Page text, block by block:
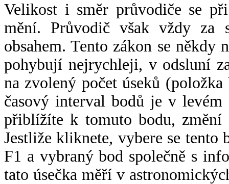
Velikost i směr průvodiče se
mění. Průvodič však vždy za
obsahem. Tento zákon se někdy
pohybují nejrychleji, v odsluní
na zvolený počet úseků
časový interval bodů je v
přiblížíte k tomuto bodu,
Jestliže kliknete, vybere se tento
F1 a vybraný bod společně s
tato úsečka měří v